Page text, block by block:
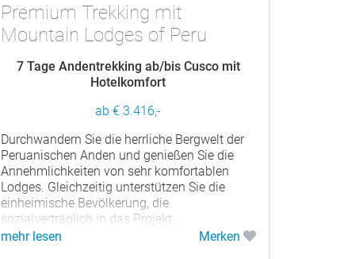
Premium Trekking mit
Mountain Lodges of Peru
7 Tage Andentrekking ab/bis Cusco mit
Hotelkomfort
ab € 3.416,-
Durchwandern Sie die herrliche Bergwelt der
Peruanischen Anden und genießen Sie die
Annehmlichkeiten von sehr komfortablen
Lodges. Gleichzeitig unterstützen Sie die
einheimische Bevölkerung, die
sozialverträglich in das Projekt...
mehr lesen
Merken